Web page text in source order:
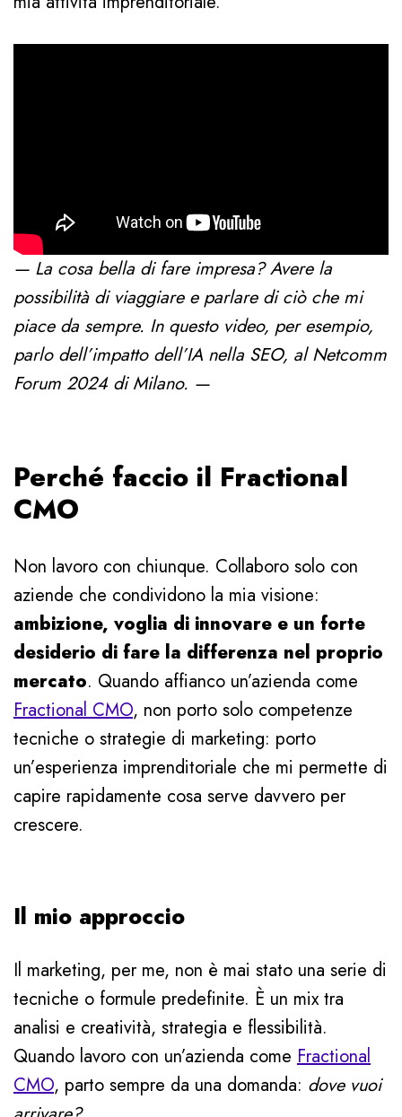
— La cosa bella di fare impresa? Avere la
possibilità di viaggiare e parlare di ciò che mi
piace da sempre. In questo video, per esempio,
parlo dell’impatto dell’IA nella SEO, al Netcomm
Forum 2024 di Milano. —
Perché faccio il Fractional
CMO
Non lavoro con chiunque. Collaboro solo con
aziende che condividono la mia visione:
ambizione, voglia di innovare e un forte
desiderio di fare la differenza nel proprio
mercato. Quando affianco un’azienda come
Fractional CMO, non porto solo competenze
tecniche o strategie di marketing: porto
un’esperienza imprenditoriale che mi permette di
capire rapidamente cosa serve davvero per
crescere.
Il mio approccio
Il marketing, per me, non è mai stato una serie di
tecniche o formule predefinite. È un mix tra
analisi e creatività, strategia e flessibilità.
Quando lavoro con un’azienda come Fractional
CMO, parto sempre da una domanda: dove vuoi